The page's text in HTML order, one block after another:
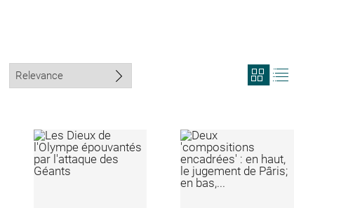
View
search